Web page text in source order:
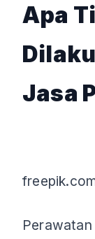
Apa
Jasa